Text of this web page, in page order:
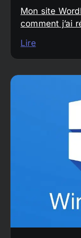
Mon site
comment j’ai
Lire